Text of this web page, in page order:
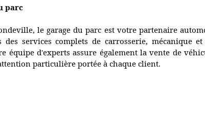
parc
le garage du parc est votre partenaire
des services complets de carrosserie, mécanique
équipe d'experts assure également la vente de
particulière portée à chaque client.